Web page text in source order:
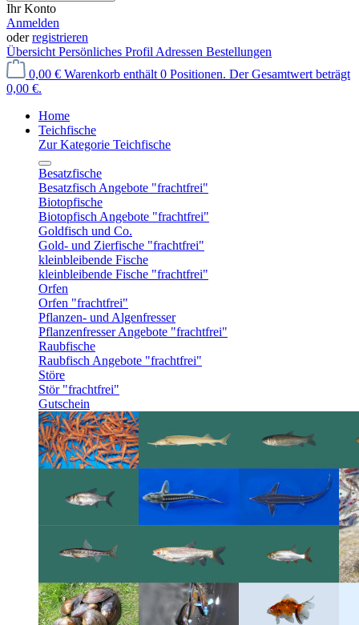
Ihr Konto
Anmelden
oderregistrieren
Übersicht Persönliches Profil Adressen Bestellungen
0,00 € Warenkorb enthält 0 Positionen. Der Gesamtwert beträgt
0,00 €.
Home
Teichfische
Zur Kategorie Teichfische
Besatzfische
Besatzfisch Angebote "frachtfrei"
Biotopfische
Biotopfisch Angebote "frachtfrei"
Goldfisch und Co.
Gold- und Zierfische "frachtfrei"
kleinbleibende Fische
kleinbleibende Fische "frachtfrei"
Orfen
Orfen "frachtfrei"
Pflanzen- und Algenfresser
Pflanzenfresser Angebote "frachtfrei"
Raubfische
Raubfisch Angebote "frachtfrei"
Störe
Stör "frachtfrei"
Gutschein